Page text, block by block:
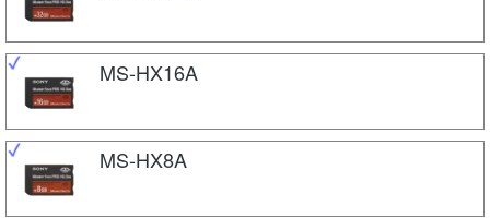
MS-HX16A
MS-HX8A